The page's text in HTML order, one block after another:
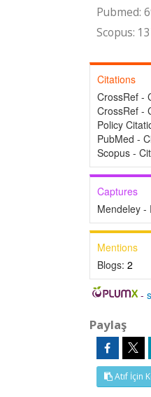
Pubmed:
Scopus:
Citations
CrossRef -
CrossRef -
Policy
PubMed -
Scopus -
Captures
Mendeley -
Mentions
Blogs: 2
-
Paylaş
Atıf İçin